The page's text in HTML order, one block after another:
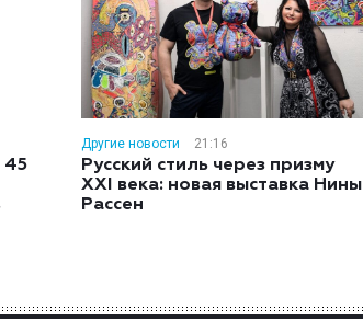
45
Другие новости 21:16
Русский стиль через призму
XXI века: новая выставка Нины
Рассен